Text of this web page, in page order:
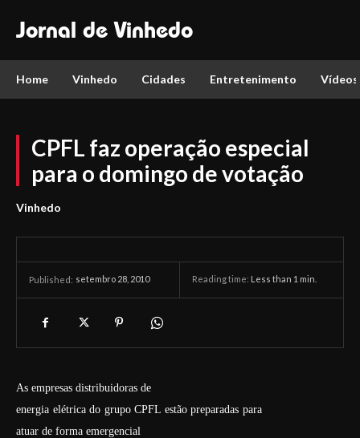
Jornal de Vinhedo
Home Vinhedo Cidades Entretenimento Vídeos
CPFL faz operação especial
para o domingo de votação
Vinhedo
Published: setembro 28, 2010 Reading time: Less than 1 min.
As empresas distribuidoras de
energia elétrica do grupo CPFL estão preparadas para
atuar de forma emergencial